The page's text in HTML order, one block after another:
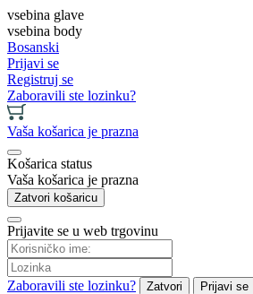
vsebina glave
vsebina body
Bosanski
Prijavi se
Registruj se
Zaboravili ste lozinku?
Vaša košarica je prazna
Košarica status
Vaša košarica je prazna
Zatvori košaricu
Prijavite se u web trgovinu
Zaboravili ste lozinku? Zatvori Prijavi se